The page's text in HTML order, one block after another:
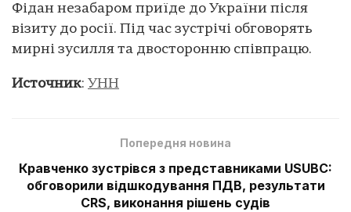
Фідан незабаром приїде до України після
візиту до росії. Під час зустрічі обговорять
мирні зусилля та двосторонню співпрацю.
Источник: УНН
Попередня новина
Кравченко зустрівся з представниками USUBC:
обговорили відшкодування ПДВ, результати
CRS, виконання рішень судів